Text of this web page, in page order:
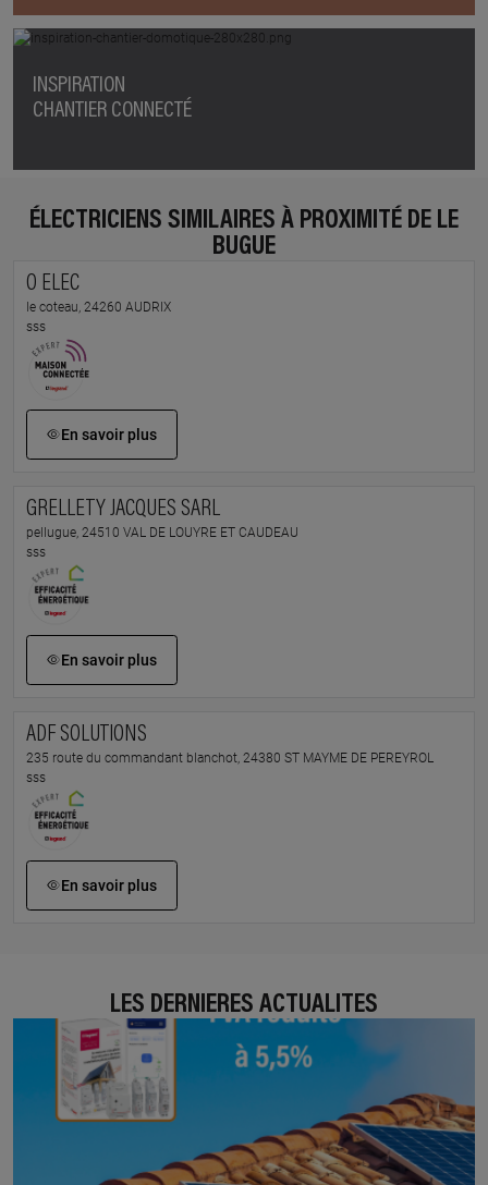
INSPIRATION
CHANTIER CONNECTÉ
ÉLECTRICIENS SIMILAIRES À PROXIMITÉ DE LE
BUGUE
O ELEC
le coteau, 24260 AUDRIX
sss
En savoir plus
GRELLETY JACQUES SARL
pellugue, 24510 VAL DE LOUYRE ET CAUDEAU
sss
En savoir plus
ADF SOLUTIONS
235 route du commandant blanchot, 24380 ST MAYME DE PEREYROL
sss
En savoir plus
LES DERNIÈRES ACTUALITÉS